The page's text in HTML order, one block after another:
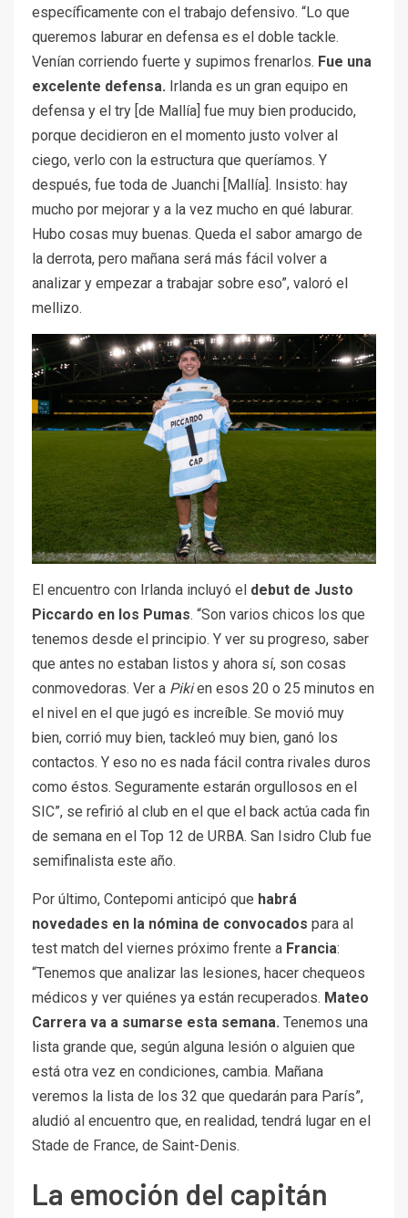
específicamente con el trabajo defensivo. “Lo que
queremos laburar en defensa es el doble tackle.
Venían corriendo fuerte y supimos frenarlos. Fue una
excelente defensa. Irlanda es un gran equipo en
defensa y el try [de Mallía] fue muy bien producido,
porque decidieron en el momento justo volver al
ciego, verlo con la estructura que queríamos. Y
después, fue toda de Juanchi [Mallía]. Insisto: hay
mucho por mejorar y a la vez mucho en qué laburar.
Hubo cosas muy buenas. Queda el sabor amargo de
la derrota, pero mañana será más fácil volver a
analizar y empezar a trabajar sobre eso”, valoró el
mellizo.
El encuentro con Irlanda incluyó el debut de Justo
Piccardo en los Pumas. “Son varios chicos los que
tenemos desde el principio. Y ver su progreso, saber
que antes no estaban listos y ahora sí, son cosas
conmovedoras. Ver a Pikien esos 20 o 25 minutos en
el nivel en el que jugó es increíble. Se movió muy
bien, corrió muy bien, tackleó muy bien, ganó los
contactos. Y eso no es nada fácil contra rivales duros
como éstos. Seguramente estarán orgullosos en el
SIC”, se refirió al club en el que el back actúa cada fin
de semana en el Top 12 de URBA. San Isidro Club fue
semifinalista este año.
Por último, Contepomi anticipó que habrá
novedades en la nómina de convocados para al
test match del viernes próximo frente a Francia:
“Tenemos que analizar las lesiones, hacer chequeos
médicos y ver quiénes ya están recuperados. Mateo
Carrera va a sumarse esta semana. Tenemos una
lista grande que, según alguna lesión o alguien que
está otra vez en condiciones, cambia. Mañana
veremos la lista de los 32 que quedarán para París”,
aludió al encuentro que, en realidad, tendrá lugar en el
Stade de France, de Saint-Denis.
La emoción del capitán